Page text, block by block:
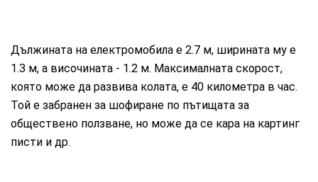
Дължината на електромобила е 2.7 м, ширината му е
1.3 м, а височината - 1.2 м. Максималната скорост,
която може да развива колата, е 40 километра в час.
Той е забранен за шофиране по пътищата за
обществено ползване, но може да се кара на картинг
писти и др.